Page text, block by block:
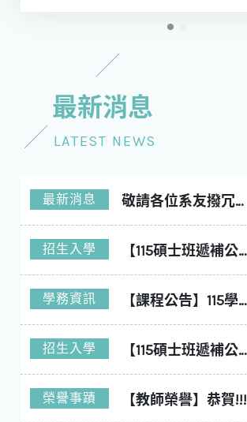
最新消息
LATEST NEWS
最新消息 敬請各位系友撥冗回答問卷
招生入學 【115碩士班遞補公告】國立中興大學化學工程學系碩士班115學年度入學第11梯次遞補公告
學務資訊 【課程公告】115學年度1學期 大課表
招生入學 【115碩士班遞補公告】國立中興大學化學工程學系碩士班115學年度入學第10梯次遞補公告
榮譽事蹟 【教師榮譽】恭賀!!!林玠廷老師 榮獲工學院114學年度優良導師!!!